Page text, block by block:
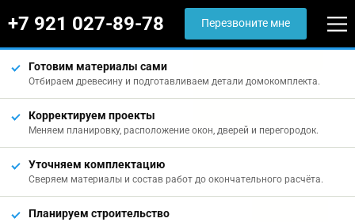
+7 921 027-89-78 Перезвоните мне
Готовим материалы сами
Отбираем древесину и подготавливаем детали домокомплекта.
Корректируем проекты
Меняем планировку, расположение окон, дверей и перегородок.
Уточняем комплектацию
Сверяем материалы и состав работ до окончательного расчёта.
Планируем строительство